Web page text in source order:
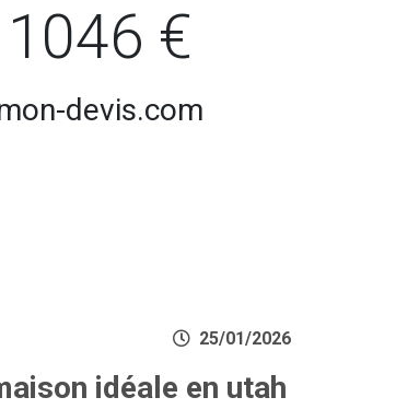
1046 €
devis.com
25/01/2026
idéale en utah